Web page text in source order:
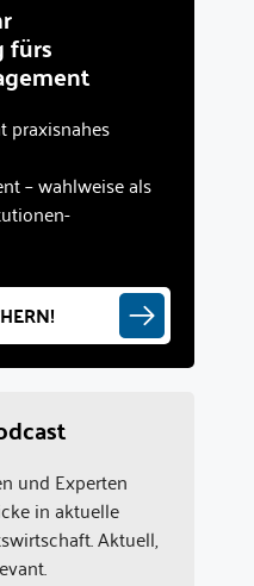
fürs
praxisnahes
– wahlweise als
und Experten
in aktuelle
Aktuell,